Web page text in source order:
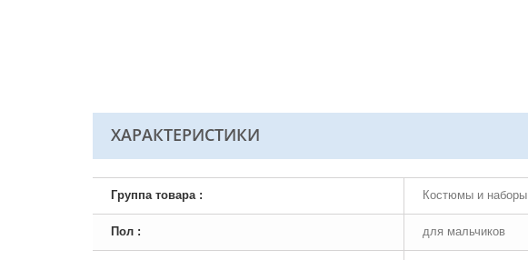
ХАРАКТЕРИСТИКИ
Группа товара : Костюмы и наборы
Пол : для мальчиков